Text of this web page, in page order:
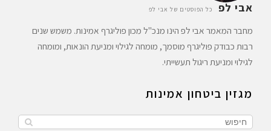
אבי לפ כל הפוסטים של אבי לפ
מחבר המאמר אבי לפ הינו מנכ"ל מכון פוליגרף אמינות. משמש שנים
רבות כבודק פוליגרף מוסמך, מומחה לגילוי ומניעת הונאות, ומומחה
לגילוי ומניעת ריגול תעשייתי.
מגזין ביטחון אמינות